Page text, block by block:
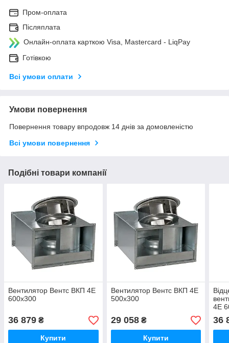
Пром-оплата
Післяплата
Онлайн-оплата карткою Visa, Mastercard - LiqPay
Готівкою
Всі умови оплати
Умови повернення
Повернення товару впродовж 14 днів за домовленістю
Всі умови повернення
Подібні товари компанії
Вентилятор Вентс ВКП 4Е
600x300
36 879 ₴
Купити
Вентилятор Вентс ВКП 4Е
500x300
29 058₴
Купити
4Е
36